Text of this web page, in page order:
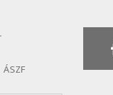
ÁSZF